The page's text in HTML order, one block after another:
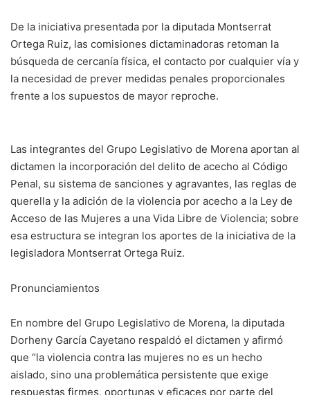
De la iniciativa presentada por la diputada Montserrat
Ortega Ruiz, las comisiones dictaminadoras retoman la
búsqueda de cercanía física, el contacto por cualquier vía y
la necesidad de prever medidas penales proporcionales
frente a los supuestos de mayor reproche.
Las integrantes del Grupo Legislativo de Morena aportan al
dictamen la incorporación del delito de acecho al Código
Penal, su sistema de sanciones y agravantes, las reglas de
querella y la adición de la violencia por acecho a la Ley de
Acceso de las Mujeres a una Vida Libre de Violencia; sobre
esa estructura se integran los aportes de la iniciativa de la
legisladora Montserrat Ortega Ruiz.
Pronunciamientos
En nombre del Grupo Legislativo de Morena, la diputada
Dorheny García Cayetano respaldó el dictamen y afirmó
que “la violencia contra las mujeres no es un hecho
aislado, sino una problemática persistente que exige
respuestas firmes, oportunas y eficaces por parte del